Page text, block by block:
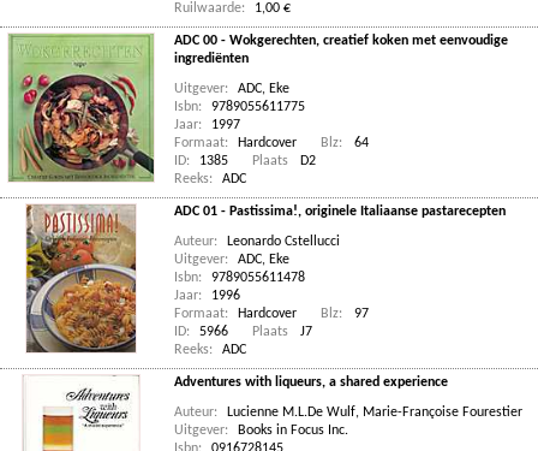
Ruilwaarde:
1,00 €
ADC 00 - Wokgerechten, creatief koken met eenvoudige
ingrediënten
Uitgever:
ADC, Eke
Isbn:
9789055611775
Jaar:
1997
Formaat:
Hardcover Blz:
64
ID:
1385 Plaats
D2
Reeks:
ADC
ADC 01 - Pastissima!, originele Italiaanse pastarecepten
Auteur:
Leonardo Cstellucci
Uitgever:
ADC, Eke
Isbn:
9789055611478
Jaar:
1996
Formaat:
Hardcover Blz:
97
ID:
5966 Plaats
J7
Reeks:
ADC
Adventures with liqueurs, a shared experience
Auteur: Lucienne M.L.De Wulf, Marie-Françoise Fourestier
Uitgever:
Books in Focus Inc.